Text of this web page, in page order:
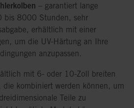
– garantiert lange
bis 8000 Stunden, sehr
erhältlich mit einer
um die UV-Härtung an Ihre
anzupassen.
mit 6- oder 10-Zoll breiten
die kombiniert werden können, um
Teile zu